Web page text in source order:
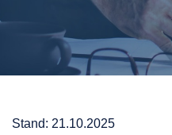
Stand: 21.10.2025